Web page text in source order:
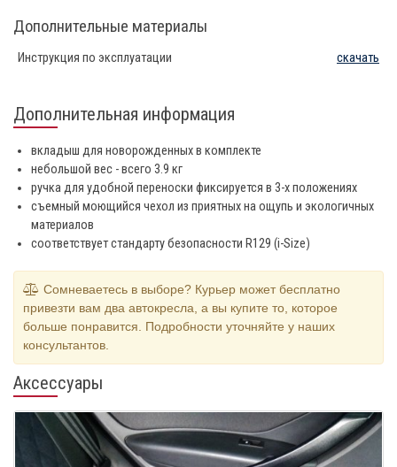
Дополнительные материалы
Инструкция по эксплуатации скачать
Дополнительная информация
вкладыш для новорожденных в комплекте
небольшой вес - всего 3.9 кг
ручка для удобной переноски фиксируется в 3-х положениях
съемный моющийся чехол из приятных на ощупь и экологичных
материалов
соответствует стандарту безопасности R129 (i-Size)
Сомневаетесь в выборе? Курьер может бесплатно
привезти вам два автокресла, а вы купите то, которое
больше понравится. Подробности уточняйте у наших
консультантов.
Аксессуары